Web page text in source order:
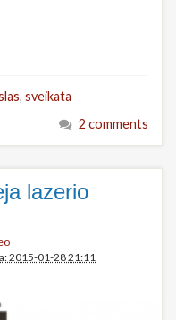
, sveikata
2 comments
lazerio
2015-01-28 21:11